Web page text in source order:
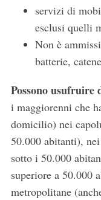
servizi di
esclusi quelli
Non è
batterie,
Possono usufruire
i maggiorenni che
domicilio) nei
50.000 abitanti),
sotto i 50.000
superiore a 50.000
metropolitane